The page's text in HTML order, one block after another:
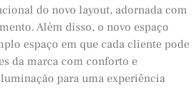
do novo layout, adornada com
Além disso, o novo espaço
espaço em que cada cliente pode
da marca com conforto e
para uma experiência